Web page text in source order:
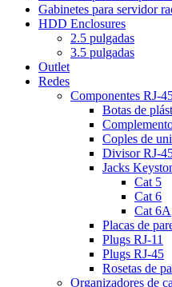
Gabinetes para servidor
HDD Enclosures
2.5 pulgadas
3.5 pulgadas
Outlet
Redes
Componentes RJ-
Botas de
Coples de
Divisor RJ-
Jacks
Cat 5
Cat 6
Cat 6A
Placas de
Plugs RJ-11
Plugs RJ-45
Rosetas de
Organizadores de